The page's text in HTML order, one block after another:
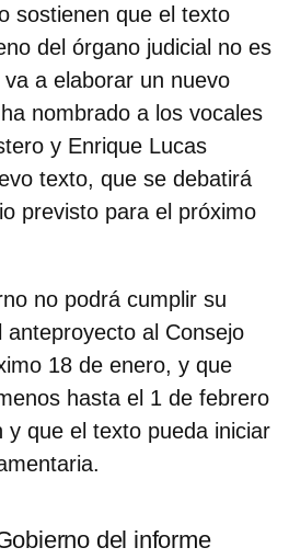
sostienen que el texto
del órgano judicial no es
a elaborar un nuevo
nombrado a los vocales
y Enrique Lucas
texto, que se debatirá
previsto para el próximo
no podrá cumplir su
anteproyecto al Consejo
18 de enero, y que
hasta el 1 de febrero
y que el texto pueda iniciar
del informe